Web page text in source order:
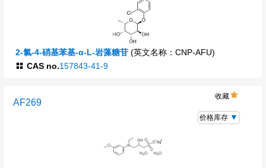
2-氯-4-硝基苯基-α-L-岩藻糖苷 (英文名称：CNP-AFU)
CAS no.157843-41-9
AF269
收藏
价格库存